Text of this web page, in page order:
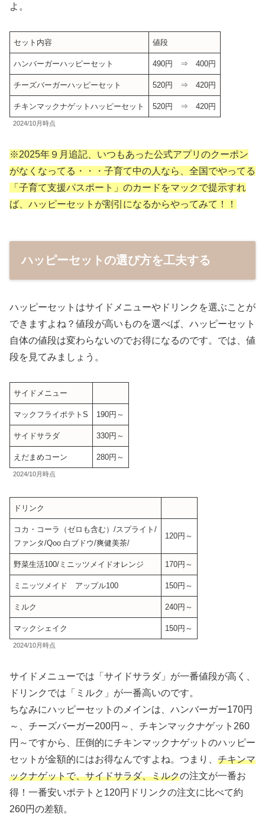
よ。
セット内容 値段
ハンバーガーハッピーセット 490円 ⇒ 400円
チーズバーガーハッピーセット 520円 ⇒ 420円
チキンマックナゲットハッピーセット 520円 ⇒ 420円
2024/10月時点
※2025年９月追記、いつもあった公式アプリのクーポン
がなくなってる・・・子育て中の人なら、全国でやってる
「子育て支援パスポート」のカードをマックで提示すれ
ば、ハッピーセットが割引になるからやってみて！！
ハッピーセットの選び方を工夫する
ハッピーセットはサイドメニューやドリンクを選ぶことが
できますよね？値段が高いものを選べば、ハッピーセット
自体の値段は変わらないのでお得になるのです。では、値
段を見てみましょう。
サイドメニュー
マックフライポテトS 190円～
サイドサラダ 330円～
えだまめコーン 280円～
2024/10月時点
ドリンク
コカ・コーラ（ゼロも含む）/スプライト/
ファンタ/Qoo 白ブドウ/爽健美茶/
120円～
野菜生活100/ミニッツメイドオレンジ 170円～
ミニッツメイド アップル100 150円～
ミルク 240円～
マックシェイク 150円～
2024/10月時点
サイドメニューでは「サイドサラダ」が一番値段が高く、
ドリンクでは「ミルク」が一番高いのです。
ちなみにハッピーセットのメインは、ハンバーガー170円
～、チーズバーガー200円～、チキンマックナゲット260
円～ですから、圧倒的にチキンマックナゲットのハッピー
セットが金額的にはお得なんですよね。つまり、 チキンマ
ックナゲットで、サイドサラダ、ミルクの注文が一番お
得！一番安いポテトと120円ドリンクの注文に比べて約
260円の差額。